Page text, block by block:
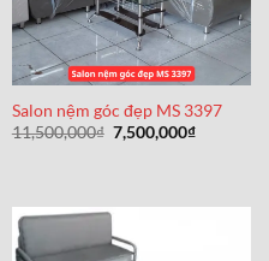
Salon nệm góc đẹp MS 3397
11,500,000₫ Giá
gốc
7,500,000₫Giá